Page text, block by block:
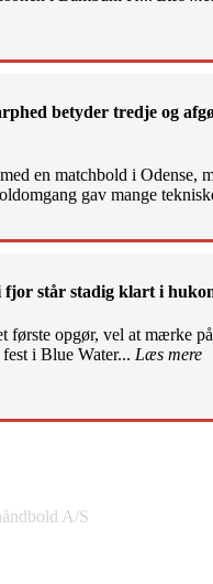
betyder tredje og
en matchbold i Odense,
gav mange
fjor står stadig klart i
første opgør, vel at mærke
i Blue Water... Læs mere
A/S